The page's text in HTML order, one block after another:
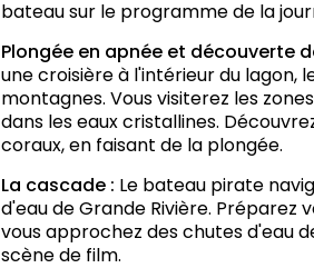
bateau sur le programme de la
Plongée en apnée et découverte
une croisière à l'intérieur du lagon,
montagnes. Vous visiterez les
dans les eaux cristallines.
coraux, en faisant de la plongée.
La cascade : Le bateau pirate
d'eau de Grande Rivière. Préparez
vous approchez des chutes d'eau
scène de film.